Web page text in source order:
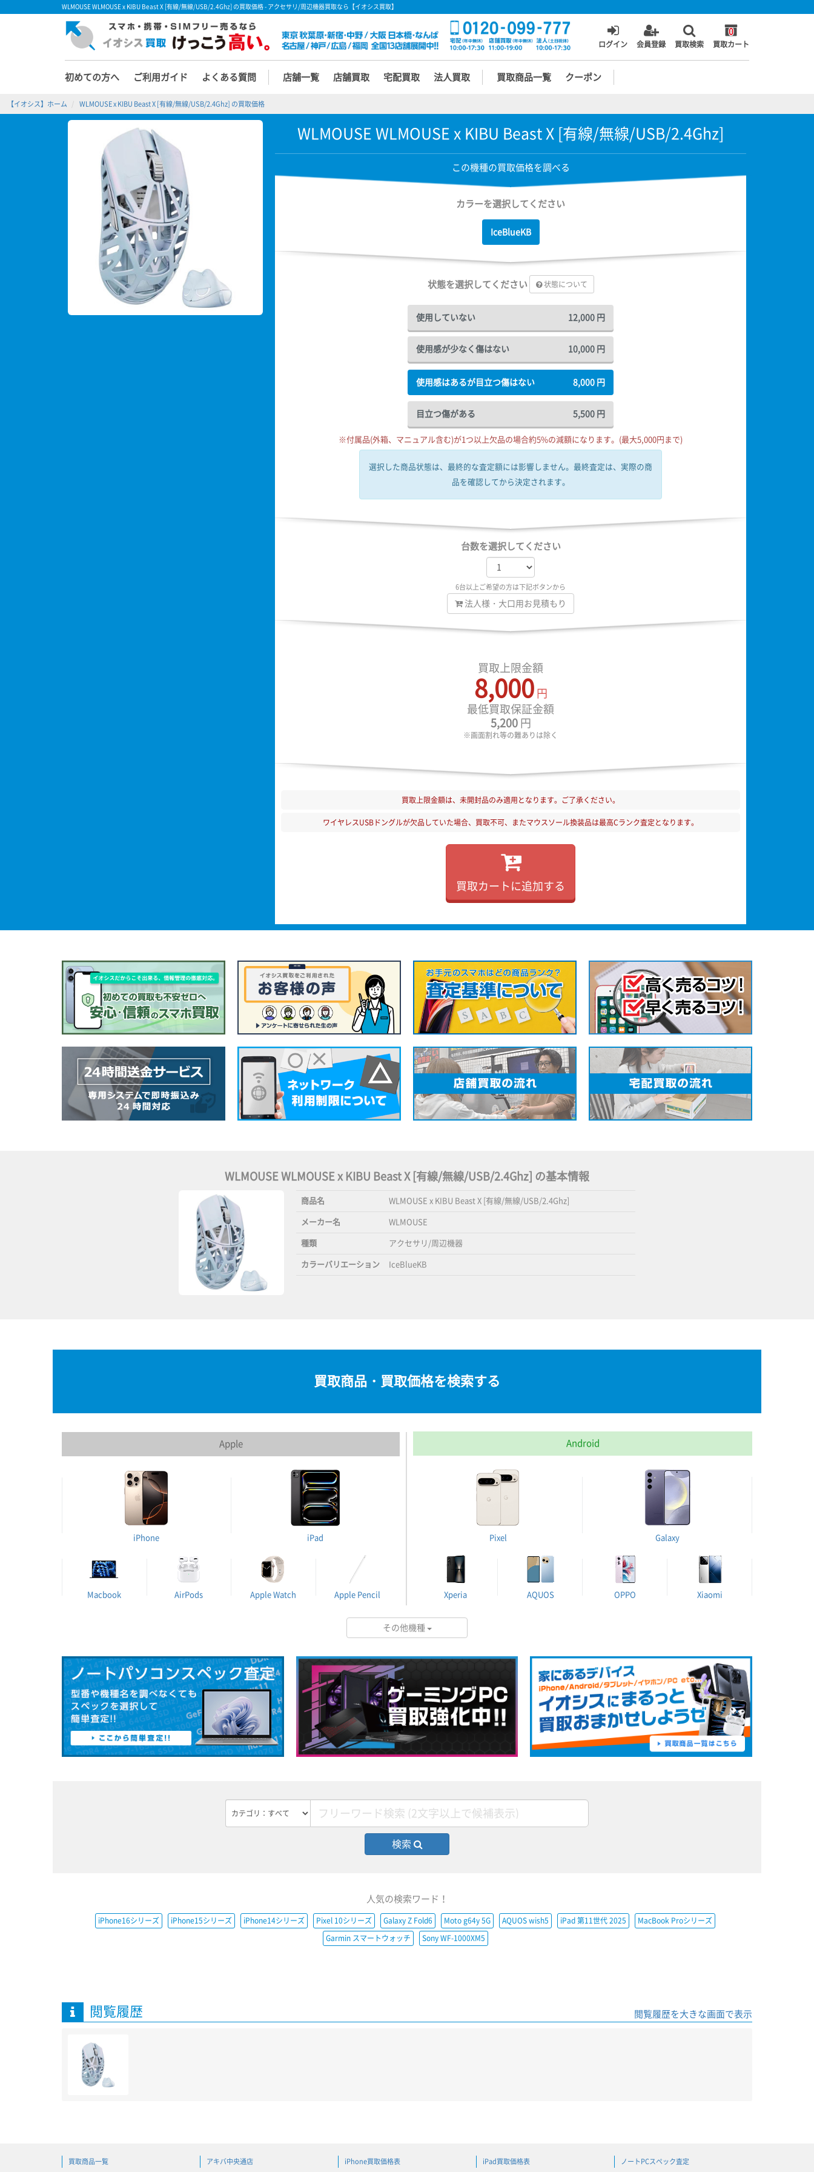
WLMOUSE WLMOUSE x KIBU Beast X [有線/無線/USB/2.4Ghz] の買取価格 - アクセサリ/周辺機器買取なら【イオシス買取】
ログイン 会員登録 買取検索
0
買取カート
初めての方へ ご利用ガイド よくある質問 店舗一覧 店舗買取 宅配買取 法人買取 買取商品一覧 クーポン
【イオシス】ホーム WLMOUSE x KIBU Beast X [有線/無線/USB/2.4Ghz] の買取価格
WLMOUSE WLMOUSE x KIBU Beast X [有線/無線/USB/2.4Ghz]
この機種の買取価格を調べる
カラーを選択してください
IceBlueKB
状態を選択してください 状態について
使用していない 12,000 円
使用感が少なく傷はない 10,000 円
使用感はあるが目立つ傷はない 8,000 円
目立つ傷がある 5,500 円
※付属品(外箱、マニュアル含む)が1つ以上欠品の場合約5%の減額になります。(最大5,000円まで)
選択した商品状態は、最終的な査定額には影響しません。 最終査定は、実際の商
品を確認してから決定されます。
台数を選択してください
6台以上ご希望の方は下記ボタンから
法人様・大口用お見積もり
買取上限金額
8,000円
最低買取保証金額
5,200円
※画面割れ等の難ありは除く
買取上限金額は、未開封品のみ適用となります。ご了承ください。
ワイヤレスUSBドングルが欠品していた場合、買取不可、またマウスソール換装品は最高Cランク査定となります。
買取カートに追加する
WLMOUSE WLMOUSE x KIBU Beast X [有線/無線/USB/2.4Ghz] の基本情報
商品名 WLMOUSE x KIBU Beast X [有線/無線/USB/2.4Ghz]
メーカー名 WLMOUSE
種類 アクセサリ/周辺機器
カラーバリエーション IceBlueKB
買取商品・買取価格を検索する
Apple
iPhone iPad
Macbook AirPods Apple Watch Apple Pencil
Android
Pixel Galaxy
Xperia AQUOS OPPO Xiaomi
その他機種
検索
人気の検索ワード！
iPhone16シリーズ iPhone15シリーズ iPhone14シリーズ Pixel 10シリーズ Galaxy Z Fold6 Moto g64y 5G AQUOS wish5 iPad 第11世代 2025 MacBook Proシリーズ
Garmin スマートウォッチ Sony WF-1000XM5
閲覧履歴 閲覧履歴を大きな画面で表示
買取商品一覧 アキバ中央通店 iPhone買取価格表 iPad買取価格表 ノートPCスペック査定